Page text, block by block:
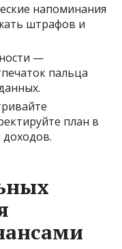
напоминания
штрафов и
—
пальца
план в